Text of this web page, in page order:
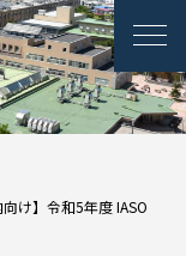
向け】令和5年度 IASO